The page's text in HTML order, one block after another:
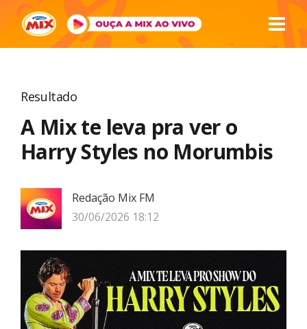
Resultado
A Mix te leva pra ver o
Harry Styles no Morumbis
Redação Mix FM
30/06/2026 18:12